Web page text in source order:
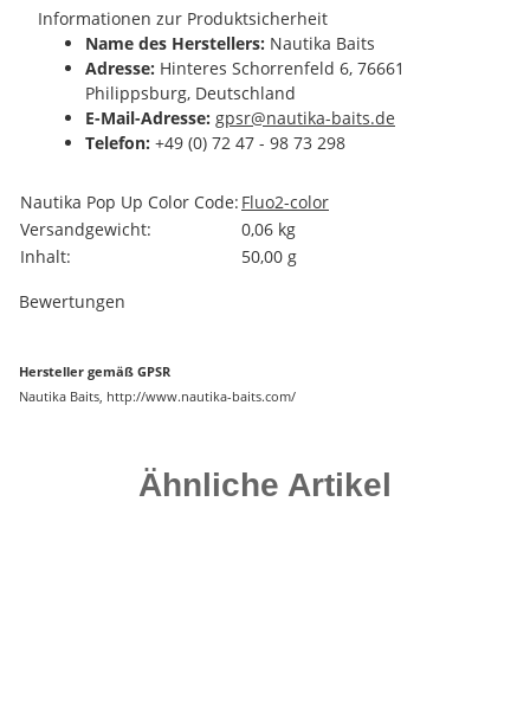
Informationen zur Produktsicherheit
Name des Herstellers: Nautika Baits
Adresse: Hinteres Schorrenfeld 6, 76661
Philippsburg, Deutschland
E-Mail-Adresse: gpsr@nautika-baits.de
Telefon: +49 (0) 72 47 - 98 73 298
Produkteigenschaft
Wert
Nautika Pop Up Color Code: Fluo2-color
Versandgewicht:
0,06 kg
Inhalt:
50,00 g
Bewertungen
Hersteller gemäß GPSR
Nautika Baits, http://www.nautika-baits.com/
Ähnliche Artikel